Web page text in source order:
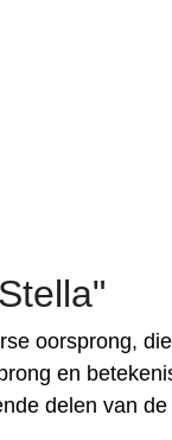
oorsprong,
en
delen van de